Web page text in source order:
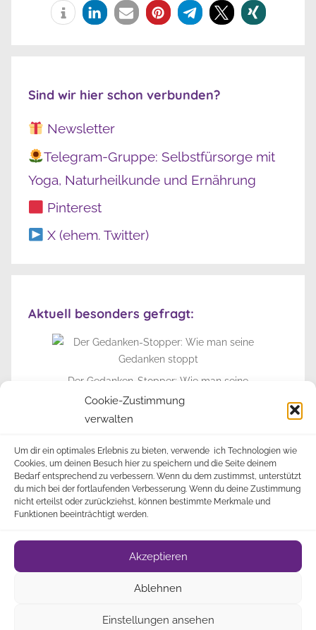
Cookie-Zustimmung
verwalten
Um dir ein optimales Erlebnis zu bieten, verwende ich Technologien wie
Cookies, um deinen Besuch hier zu speichern und die Seite deinem
Bedarf entsprechend zu verbessern. Wenn du dem zustimmst, unterstützt
du mich bei der fortlaufenden Verbesserung. Wenn du deine Zustimmung
nicht erteilst oder zurückziehst, können bestimmte Merkmale und
Funktionen beeinträchtigt werden.
Akzeptieren
Ablehnen
Einstellungen ansehen
Sind wir hier schon verbunden?
Newsletter
Telegram-Gruppe: Selbstfürsorge mit
Yoga, Naturheilkunde und Ernährung
Pinterest
X (ehem. Twitter)
Aktuell besonders gefragt:
Der Gedanken-Stopper: Wie man seine
Gedanken stoppt
► Zur Info-Seite
Datenschutz•
(EU)• © 2009-2023 Alle Rechte vorbehalten •Über
Newsletter